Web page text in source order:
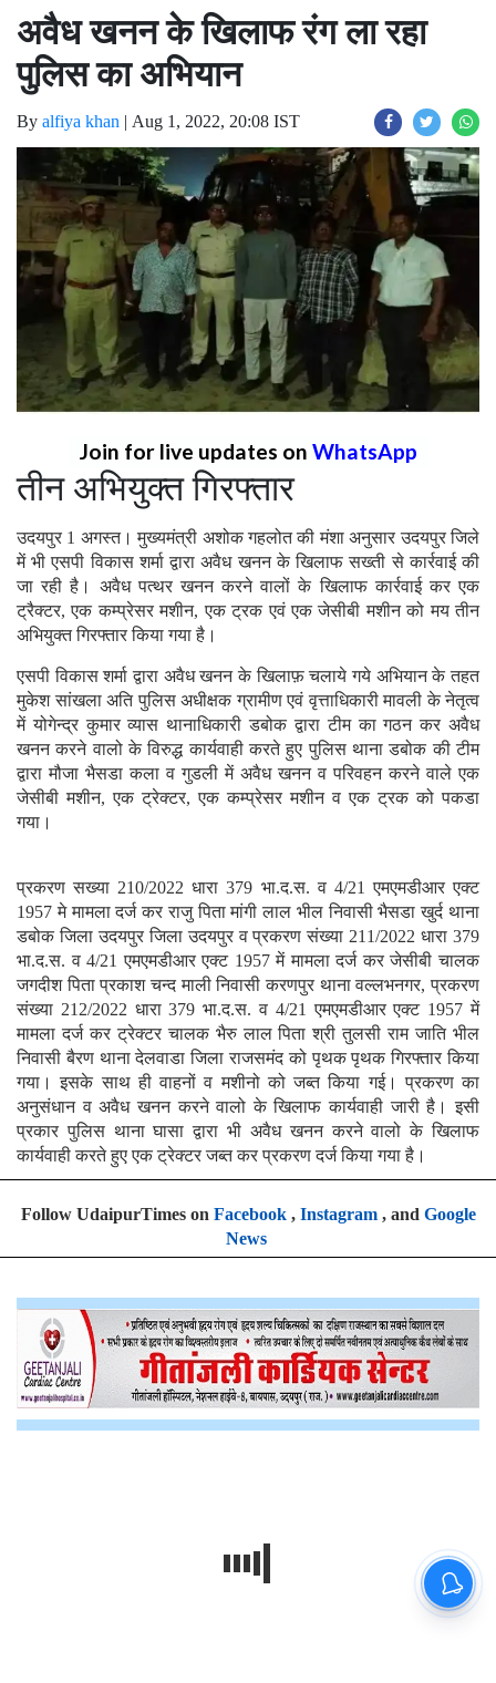
अवैध खनन के खिलाफ रंग ला रहा
पुलिस का अभियान
By alfiya khan | Aug 1, 2022, 20:08 IST
Join for live updates on WhatsApp
तीन अभियुक्त गिरफ्तार
उदयपुर 1 अगस्त। मुख्यमंत्री अशोक गहलोत की मंशा अनुसार उदयपुर जिले
में भी एसपी विकास शर्मा द्वारा अवैध खनन के खिलाफ सख्ती से कार्रवाई की
जा रही है। अवैध पत्थर खनन करने वालों के खिलाफ कार्रवाई कर एक
ट्रैक्टर, एक कम्प्रेसर मशीन, एक ट्रक एवं एक जेसीबी मशीन को मय तीन
अभियुक्त गिरफ्तार किया गया है।
एसपी विकास शर्मा द्वारा अवैध खनन के खिलाफ़ चलाये गये अभियान के तहत
मुकेश सांखला अति पुलिस अधीक्षक ग्रामीण एवं वृत्ताधिकारी मावली के नेतृत्व
में योगेन्द्र कुमार व्यास थानाधिकारी डबोक द्वारा टीम का गठन कर अवैध
खनन करने वालो के विरुद्ध कार्यवाही करते हुए पुलिस थाना डबोक की टीम
द्वारा मौजा भैसडा कला व गुडली में अवैध खनन व परिवहन करने वाले एक
जेसीबी मशीन, एक ट्रेक्टर, एक कम्प्रेसर मशीन व एक ट्रक को पकडा
गया।
प्रकरण सख्या 210/2022 धारा 379 भा.द.स. व 4/21 एमएमडीआर एक्ट
1957 मे मामला दर्ज कर राजु पिता मांगी लाल भील निवासी भैसडा खुर्द थाना
डबोक जिला उदयपुर जिला उदयपुर व प्रकरण संख्या 211/2022 धारा 379
भा.द.स. व 4/21 एमएमडीआर एक्ट 1957 में मामला दर्ज कर जेसीबी चालक
जगदीश पिता प्रकाश चन्द माली निवासी करणपुर थाना वल्लभनगर, प्रकरण
संख्या 212/2022 धारा 379 भा.द.स. व 4/21 एमएमडीआर एक्ट 1957 में
मामला दर्ज कर ट्रेक्टर चालक भैरु लाल पिता श्री तुलसी राम जाति भील
निवासी बैरण थाना देलवाडा जिला राजसमंद को पृथक पृथक गिरफ्तार किया
गया। इसके साथ ही वाहनों व मशीनो को जब्त किया गई। प्रकरण का
अनुसंधान व अवैध खनन करने वालो के खिलाफ कार्यवाही जारी है। इसी
प्रकार पुलिस थाना घासा द्वारा भी अवैध खनन करने वालो के खिलाफ
कार्यवाही करते हुए एक ट्रेक्टर जब्त कर प्रकरण दर्ज किया गया है।
Follow UdaipurTimes on Facebook, Instagram, and Google
News